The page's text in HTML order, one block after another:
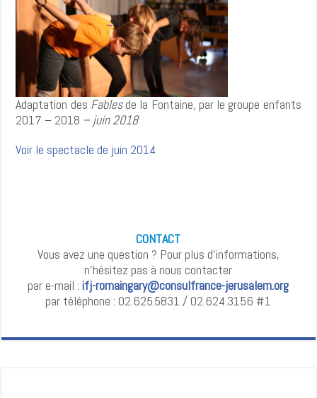
Adaptation des Fablesde la Fontaine, par le groupe enfants
2017 – 2018 – juin 2018
Voir le spectacle de juin 2014
CONTACT
Vous avez une question ? Pour plus d’informations,
n’hésitez pas à nous contacter
par e-mail :ifj-romaingary@consulfrance-jerusalem.org
par téléphone : 02.625.5831 / 02.624.3156 #1